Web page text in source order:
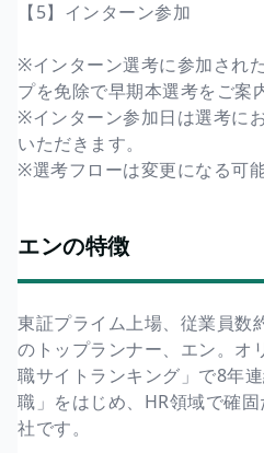
【5】インターン参加
※インターン選考に参加され
プを免除で早期本選考をご案
※インターン参加日は選考に
いただきます。
※選考フローは変更になる可
エンの特徴
東証プライム上場、従業員数
のトップランナー、エン。オ
職サイトランキング」で8年
職」をはじめ、HR領域で確
社です。